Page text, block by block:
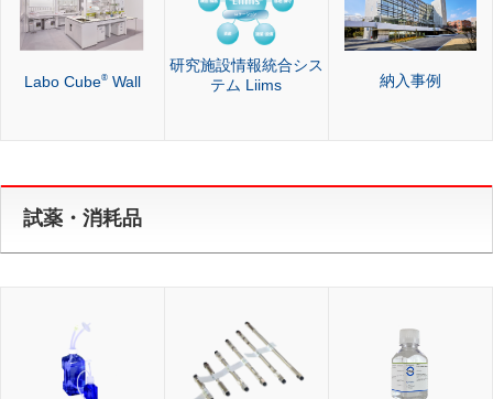
Labo Cube®Wall
研究施設情報統合シス
テム Liims
納入事例
試薬・消耗品